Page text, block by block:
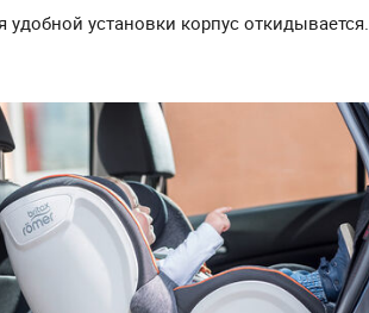
удобной установки корпус откидывается.